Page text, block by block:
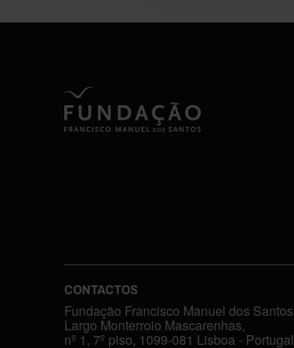
CONTACTOS
Fundação Francisco Manuel dos Santos
Largo Monterroio Mascarenhas,
nº 1, 7º piso, 1099-081 Lisboa - Portugal